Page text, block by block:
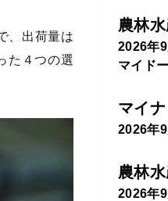
、出荷量は
た４つの選
農林
2026年
マイド
マイ
2026年
農林
2026年